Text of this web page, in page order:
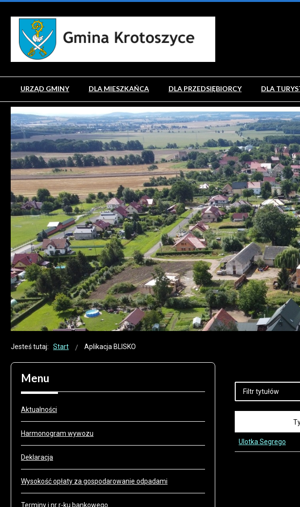
URZĄD GMINY DLA MIESZKAŃCA DLA PRZEDSIĘBIORCY DLA
Jesteś tutaj: Start Aplikacja BLISKO
Ulotka Segrego
Menu
Aktualności
Harmonogram wywozu
Deklaracja
Wysokość opłaty za gospodarowanie odpadami
Terminy i nr r-ku bankowego